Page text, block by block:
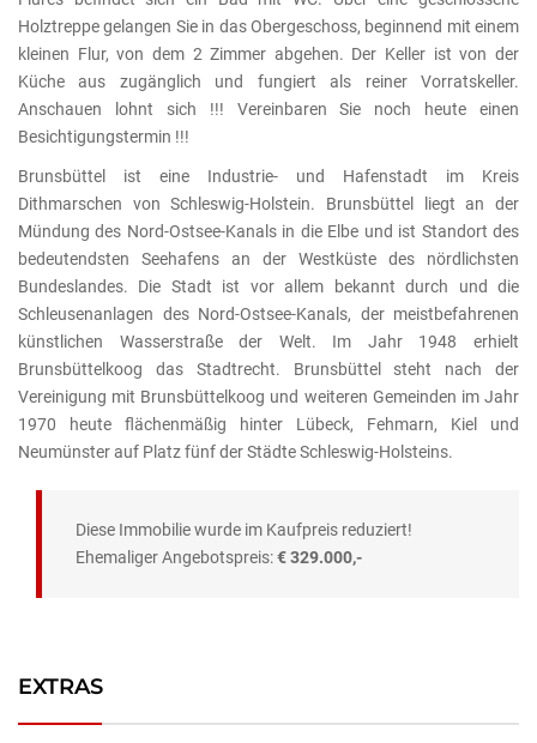
Holztreppe gelangen Sie in das Obergeschoss, beginnend mit einem
kleinen Flur, von dem 2 Zimmer abgehen. Der Keller ist von der
Küche aus zugänglich und fungiert als reiner Vorratskeller.
Anschauen lohnt sich !!! Vereinbaren Sie noch heute einen
Besichtigungstermin !!!
Brunsbüttel ist eine Industrie- und Hafenstadt im Kreis
Dithmarschen von Schleswig-Holstein. Brunsbüttel liegt an der
Mündung des Nord-Ostsee-Kanals in die Elbe und ist Standort des
bedeutendsten Seehafens an der Westküste des nördlichsten
Bundeslandes. Die Stadt ist vor allem bekannt durch und die
Schleusenanlagen des Nord-Ostsee-Kanals, der meistbefahrenen
künstlichen Wasserstraße der Welt. Im Jahr 1948 erhielt
Brunsbüttelkoog das Stadtrecht. Brunsbüttel steht nach der
Vereinigung mit Brunsbüttelkoog und weiteren Gemeinden im Jahr
1970 heute flächenmäßig hinter Lübeck, Fehmarn, Kiel und
Neumünster auf Platz fünf der Städte Schleswig-Holsteins.
Diese Immobilie wurde im Kaufpreis reduziert!
Ehemaliger Angebotspreis:€ 329.000,-
EXTRAS